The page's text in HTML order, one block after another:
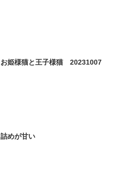
お姫様猫と王子様猫 20231007
詰めが甘い